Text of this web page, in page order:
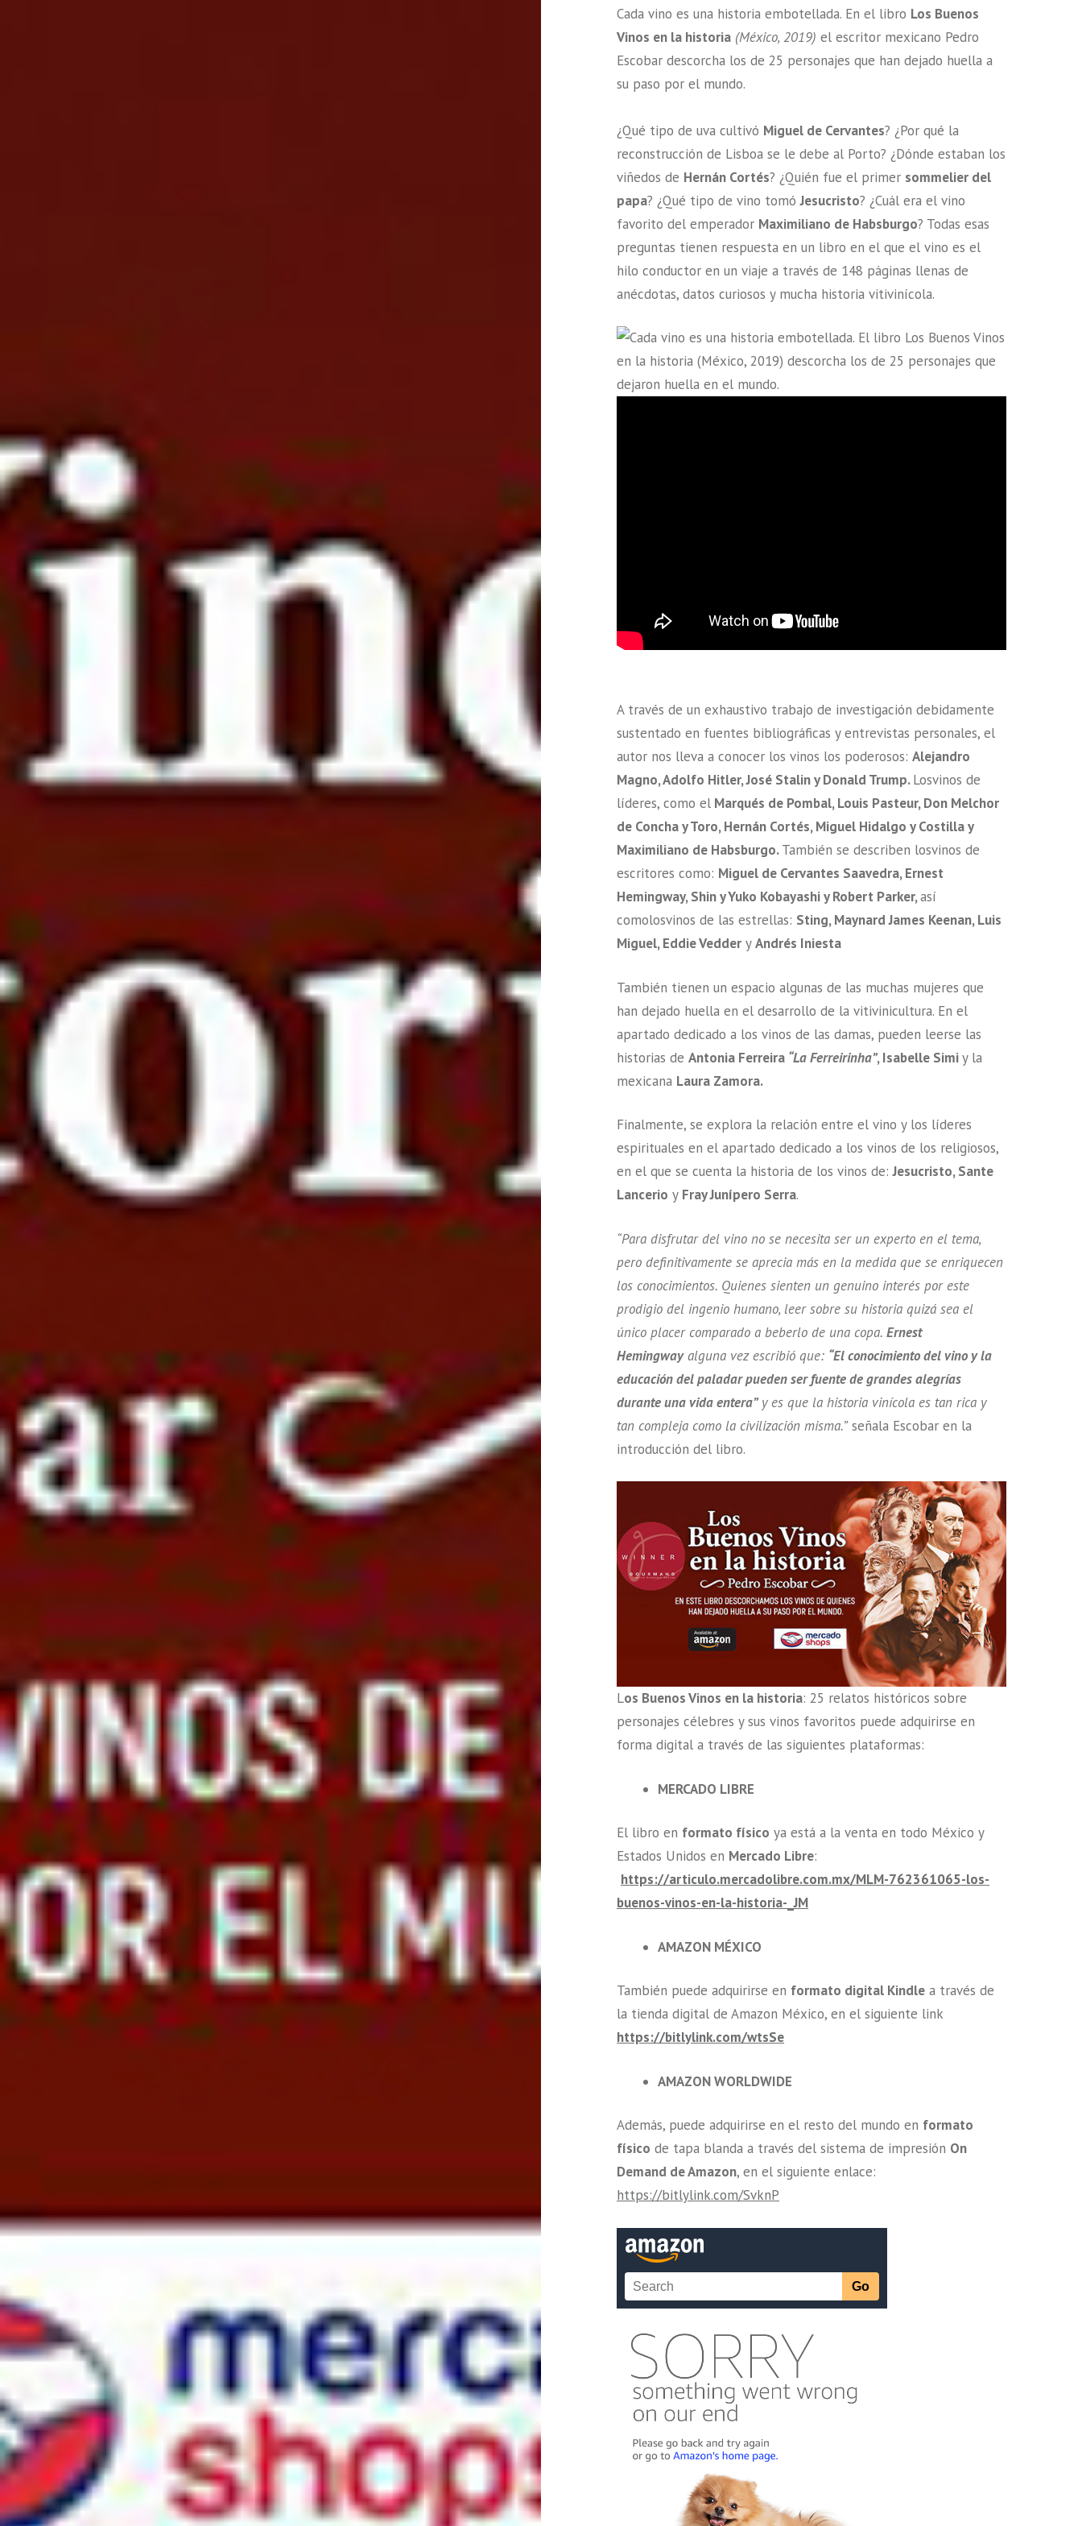
Cada vino es una historia embotellada. En el libro Los Buenos
Vinos en la historia (México, 2019) el escritor mexicano Pedro
Escobar descorcha los de 25 personajes que han dejado huella a
su paso por el mundo.
¿Qué tipo de uva cultivó Miguel de Cervantes? ¿Por qué la
reconstrucción de Lisboa se le debe al Porto? ¿Dónde estaban los
viñedos de Hernán Cortés? ¿Quién fue el primer sommelier del
papa? ¿Qué tipo de vino tomóJesucristo? ¿Cuál era el vino
favorito del emperador Maximiliano de Habsburgo? Todas esas
preguntas tienen respuesta en un libro en el que el vino es el
hilo conductor en un viaje a través de 148 páginas llenas de
anécdotas, datos curiosos y mucha historia vitivinícola.
A través de un exhaustivo trabajo de investigación debidamente
sustentado en fuentes bibliográficas y entrevistas personales, el
autor nos lleva a conocer los vinos los poderosos:Alejandro
Magno, Adolfo Hitler, José Stalin y Donald Trump.Losvinos de
líderes, como el Marqués de Pombal, Louis Pasteur, Don Melchor
de Concha y Toro, Hernán Cortés, Miguel Hidalgo y Costilla y
Maximiliano de Habsburgo.También se describen losvinos de
escritores como: Miguel de Cervantes Saavedra, Ernest
Hemingway, Shin y Yuko Kobayashi y Robert Parker,así
comolosvinos de las estrellas: Sting, Maynard James Keenan, Luis
Miguel, Eddie Vedder yAndrés Iniesta
También tienen un espacio algunas de las muchas mujeres que
han dejado huella en el desarrollo de la vitivinicultura. En el
apartado dedicado a los vinos de las damas, pueden leerse las
historias deAntonia Ferreira “La Ferreirinha”, Isabelle Simiy la
mexicana Laura Zamora.
Finalmente, se explora la relación entre el vino y los líderes
espirituales en el apartado dedicado a los vinos de los religiosos,
en el que se cuenta la historia de los vinos de:Jesucristo, Sante
Lancerio y Fray Junípero Serra.
“Para disfrutar del vino no se necesita ser un experto en el tema,
pero definitivamente se aprecia más en la medida que se enriquecen
los conocimientos. Quienes sienten un genuino interés por este
prodigio del ingenio humano, leer sobre su historia quizá sea el
único placer comparado a beberlo de una copa.Ernest
Hemingwayalguna vez escribió que: “El conocimiento del vino y la
educación del paladar pueden ser fuente de grandes alegrías
durante una vida entera”y es que la historia vinícola es tan rica y
tan compleja como la civilización misma.”señala Escobar en la
introducción del libro.
Los Buenos Vinos en la historia: 25 relatos históricos sobre
personajes célebres y sus vinos favoritos puede adquirirse en
forma digital a través de las siguientes plataformas:
MERCADO LIBRE
El libro en formato físico ya está a la venta en todo México y
Estados Unidos en Mercado Libre:
https://articulo.mercadolibre.com.mx/MLM-762361065-los-
buenos-vinos-en-la-historia-_JM
AMAZON MÉXICO
También puede adquirirse en formato digital Kindle a través de
la tienda digital de Amazon México, en el siguiente link
https://bitlylink.com/wtsSe
AMAZON WORLDWIDE
Además, puede adquirirse en el resto del mundo en formato
físico de tapa blanda a través del sistema de impresión On
Demand de Amazon, en el siguiente enlace:
https://bitlylink.com/SvknP